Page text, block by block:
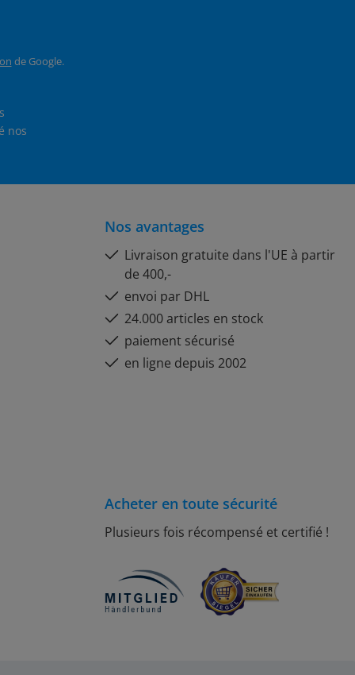
de Google.
Nos avantages
Livraison gratuite dans l'UE à partir
de 400,-
envoi par DHL
24.000 articles en stock
paiement sécurisé
en ligne depuis 2002
Acheter en toute sécurité
Plusieurs fois récompensé et certifié !